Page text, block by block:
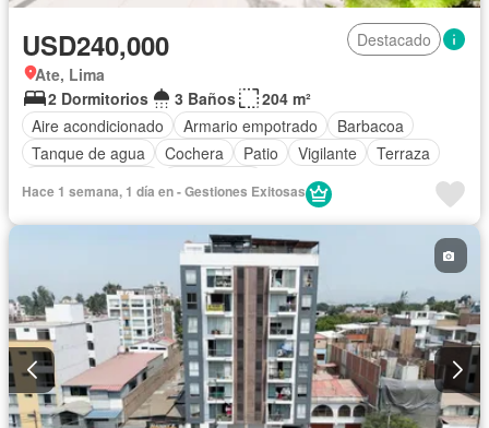
USD240,000
Destacado
Ate, Lima
2 Dormitorios
3 Baños
204 m²
Aire acondicionado
Armario empotrado
Barbacoa
Tanque de agua
Cochera Patio Vigilante
Terraza
Hace 1 semana, 1 día en - Gestiones Exitosas